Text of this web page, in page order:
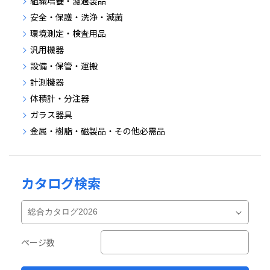
安全・保護・洗浄・滅菌
環境測定・検査用品
汎用機器
設備・保管・運搬
計測機器
体積計・分注器
ガラス器具
金属・樹脂・磁製品・その他必需品
カタログ検索
ページ数